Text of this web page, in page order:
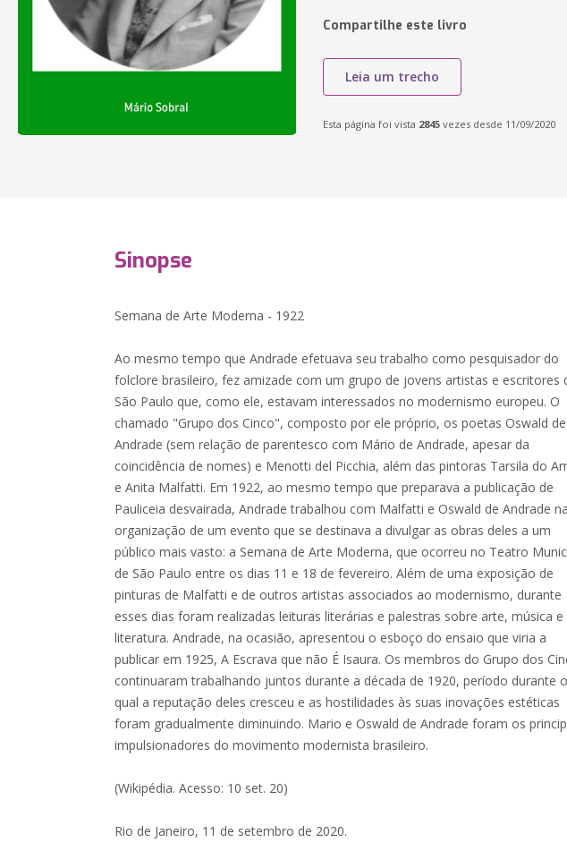
Compartilhe este livro
Leia um trecho
Esta página foi vista 2845 vezes desde 11/09/2020
Sinopse
Semana de Arte Moderna - 1922
Ao mesmo tempo que Andrade efetuava seu trabalho como pesquisador do
folclore brasileiro, fez amizade com um grupo de jovens artistas e escritores
São Paulo que, como ele, estavam interessados no modernismo europeu. O
chamado "Grupo dos Cinco", composto por ele próprio, os poetas Oswald de
Andrade (sem relação de parentesco com Mário de Andrade, apesar da
coincidência de nomes) e Menotti del Picchia, além das pintoras Tarsila do
e Anita Malfatti. Em 1922, ao mesmo tempo que preparava a publicação de
Pauliceia desvairada, Andrade trabalhou com Malfatti e Oswald de Andrade na
organização de um evento que se destinava a divulgar as obras deles a um
público mais vasto: a Semana de Arte Moderna, que ocorreu no Teatro
de São Paulo entre os dias 11 e 18 de fevereiro. Além de uma exposição de
pinturas de Malfatti e de outros artistas associados ao modernismo, durante
esses dias foram realizadas leituras literárias e palestras sobre arte, música e
literatura. Andrade, na ocasião, apresentou o esboço do ensaio que viria a
publicar em 1925, A Escrava que não É Isaura. Os membros do Grupo dos
continuaram trabalhando juntos durante a década de 1920, período durante o
qual a reputação deles cresceu e as hostilidades às suas inovações estéticas
foram gradualmente diminuindo. Mario e Oswald de Andrade foram os
impulsionadores do movimento modernista brasileiro.
(Wikipédia. Acesso: 10 set. 20)
Rio de Janeiro, 11 de setembro de 2020.